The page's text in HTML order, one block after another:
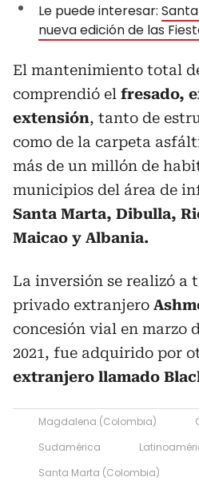
Le puede interesar:
nueva edición de las
El mantenimiento total
comprendió el fresado,
extensión, tanto de
como de la carpeta
más de un millón de
municipios del área de
Santa Marta, Dibulla,
Maicao y Albania.
La inversión se realizó a
privado extranjero
concesión vial en marzo
2021, fue adquirido por
extranjero llamado
Magdalena (Colombia)
Sudamérica
Santa Marta (Colombia)